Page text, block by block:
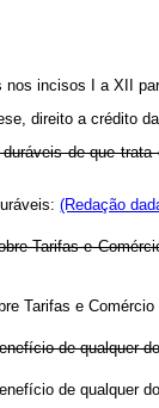
incisos I a XII
direito a crédito
de que
(Redação
Tarifas e
Tarifas e
de qualquer
de qualquer